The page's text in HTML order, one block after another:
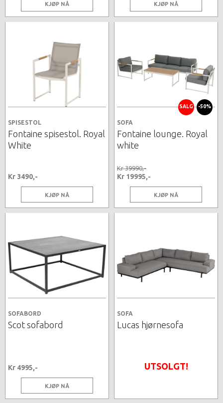
KJØP NÅ KJØP NÅ
SPISESTOL
Fontaine spisestol. Royal
White
Kr 3490,-
KJØP NÅ
SALG -50%
SOFA
Fontaine lounge. Royal
white
Kr 39990,-
Kr 19995,-
KJØP NÅ
SOFABORD
Scot sofabord
Kr 4995,-
KJØP NÅ
SOFA
Lucas hjørnesofa
UTSOLGT!